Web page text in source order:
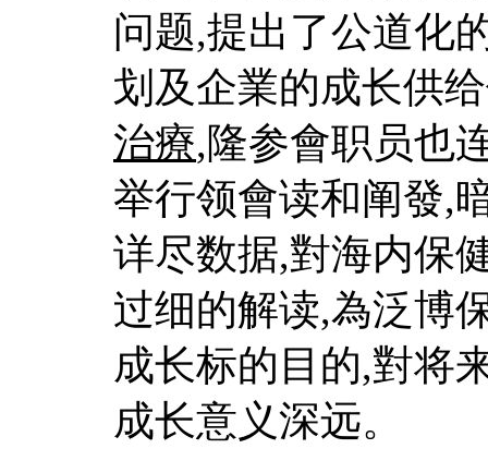
问题,提出了公道化
划及企業的成长供
治療,隆参會职员也
举行领會读和阐發,
详尽数据,對海内保
过细的解读,為泛博
成长标的目的,對将
成长意义深远。